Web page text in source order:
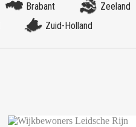
Brabant Zeeland
Zuid-Holland